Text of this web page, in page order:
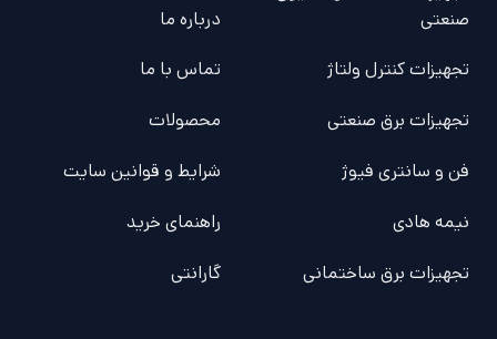
صنعتی
تجهیزات کنترل ولتاژ
تجهیزات برق صنعتی
فن و سانتری فیوژ
نیمه هادی
تجهیزات برق ساختمانی
درباره ما
تماس با ما
محصولات
شرایط و قوانین سایت
راهنمای خرید
گارانتی